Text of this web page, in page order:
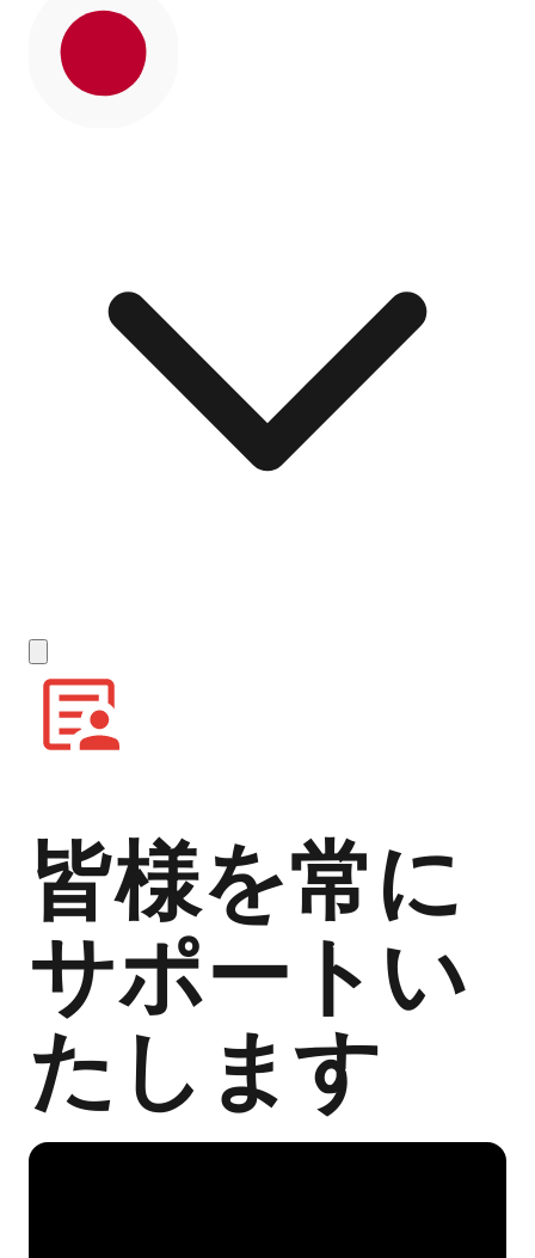
皆様を常に
サポートい
たします